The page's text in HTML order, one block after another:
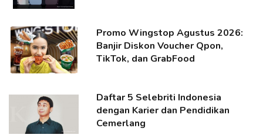
Promo Wingstop Agustus 2026:
Banjir Diskon Voucher Qpon,
TikTok, dan GrabFood
Daftar 5 Selebriti Indonesia
dengan Karier dan Pendidikan
Cemerlang